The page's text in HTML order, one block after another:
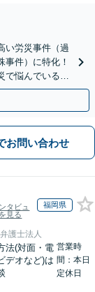
い労災事件（過
件）に特化！
で悩んでいる方
お問い合わせ
タビュ
見る
福岡県
護士法人
法(対面・電
デオなど)は
営業時
間：本日
定休日